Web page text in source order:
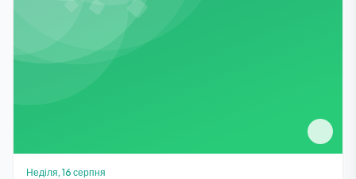
Неділя, 16 серпня